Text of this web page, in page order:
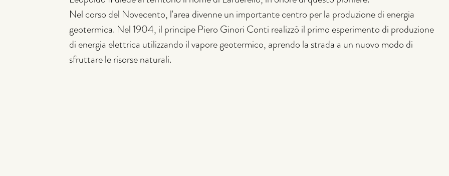
Nel corso del Novecento, l'area divenne un importante centro per la produzione di energia
geotermica. Nel 1904, il principe Piero Ginori Conti realizzò il primo esperimento di produzione
di energia elettrica utilizzando il vapore geotermico, aprendo la strada a un nuovo modo di
sfruttare le risorse naturali.